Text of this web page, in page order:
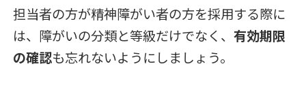
担当者の方が精神障がい者の方を採用する際に
は、障がいの分類と等級だけでなく、有効期限
の確認も忘れないようにしましょう。